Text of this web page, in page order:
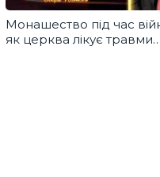
Монашество під час
як церква лікує травми